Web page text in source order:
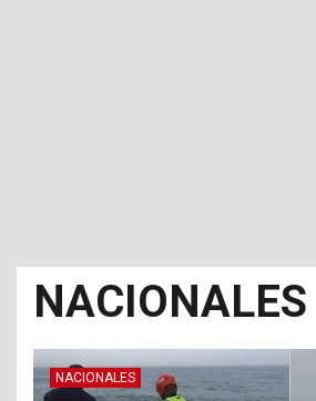
NACIONALES
NACIONALES